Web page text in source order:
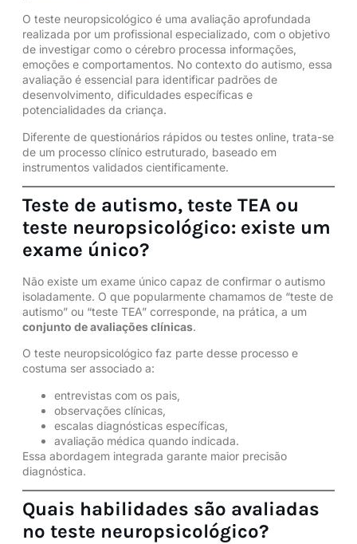
O teste neuropsicológico é uma avaliação aprofundada
realizada por um profissional especializado, com o objetivo
de investigar como o cérebro processa informações,
emoções e comportamentos. No contexto do autismo, essa
avaliação é essencial para identificar padrões de
desenvolvimento, dificuldades específicas e
potencialidades da criança.
Diferente de questionários rápidos ou testes online, trata-se
de um processo clínico estruturado, baseado em
instrumentos validados cientificamente.
Teste de autismo, teste TEA ou
teste neuropsicológico: existe um
exame único?
Não existe um exame único capaz de confirmar o autismo
isoladamente. O que popularmente chamamos de “teste de
autismo” ou “teste TEA” corresponde, na prática, a um
conjunto de avaliações clínicas.
O teste neuropsicológico faz parte desse processo e
costuma ser associado a:
entrevistas com os pais,
observações clínicas,
escalas diagnósticas específicas,
avaliação médica quando indicada.
Essa abordagem integrada garante maior precisão
diagnóstica.
Quais habilidades são avaliadas
no teste neuropsicológico?